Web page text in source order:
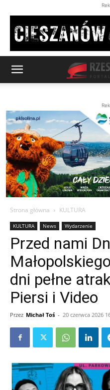
Strona główna KULTURA
KULTURA News Wydarzenie
Przed nami
dni pełne
Piersi i Video
Przez Michał Toś - 20 czerwca 2026